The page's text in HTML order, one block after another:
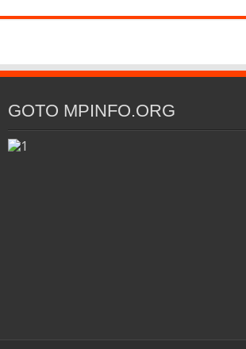
GOTO MPINFO.ORG